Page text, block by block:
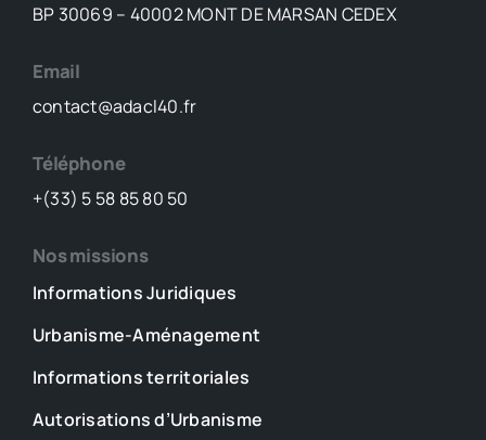
BP 30069 – 40002 MONT DE MARSAN CEDEX
Email
contact@adacl40.fr
Téléphone
+(33) 5 58 85 80 50
Nos missions
Informations Juridiques
Urbanisme-Aménagement
Informations territoriales
Autorisations d’Urbanisme